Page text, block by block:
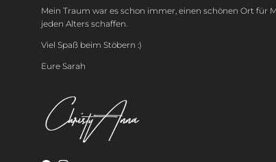
Mein Traum war es schon immer, einen schönen Ort für
jeden Alters schaffen.
Viel Spaß beim Stöbern :)
Eure Sarah